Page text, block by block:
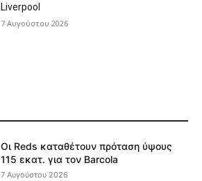
Liverpool
7 Αυγούστου 2026
Οι Reds καταθέτουν πρόταση ύψους
115 εκατ. για τον Barcola
7 Αυγούστου 2026